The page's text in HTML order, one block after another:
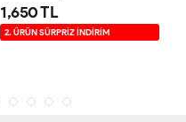
1,650 TL
2. ÜRÜN SÜRPRİZ İNDİRİM